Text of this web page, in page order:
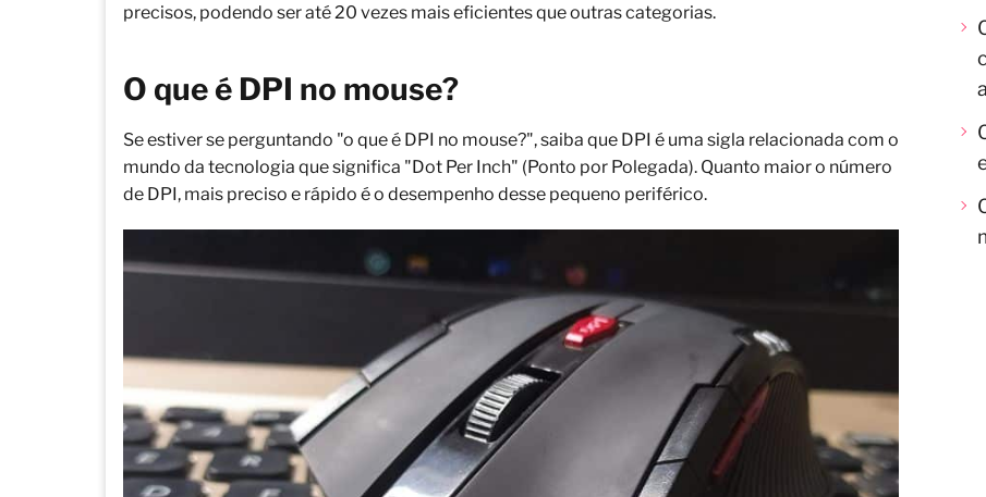
precisos, podendo ser até 20 vezes mais eficientes que outras categorias.
O que é DPI no mouse?
Se estiver se perguntando "o que é DPI no mouse?", saiba que DPI é uma sigla relacionada com o
mundo da tecnologia que significa "Dot Per Inch" (Ponto por Polegada). Quanto maior o número
de DPI, mais preciso e rápido é o desempenho desse pequeno periférico.